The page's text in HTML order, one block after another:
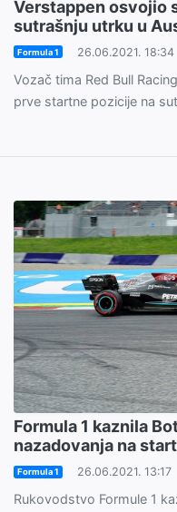
Verstappen osvojio
sutrašnju utrku u
Formula 1 26.06.2021. 18:34
Vozač tima Red Bull
prve startne pozicije na
Formula 1 kaznila
nazadovanja na
Formula 1 26.06.2021. 13:17
Rukovodstvo Formule 1